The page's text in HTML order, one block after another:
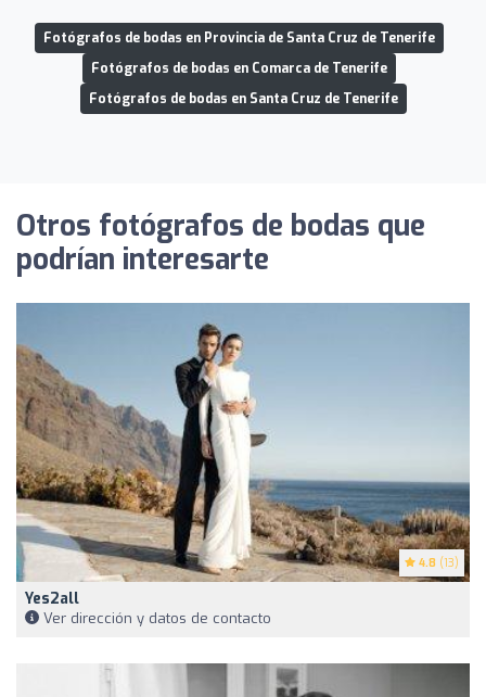
Fotógrafos de bodas en Provincia de Santa Cruz de Tenerife
Fotógrafos de bodas en Comarca de Tenerife
Fotógrafos de bodas en Santa Cruz de Tenerife
Otros fotógrafos de bodas que
podrían interesarte
4.8 (13)
Yes2all
Ver dirección y datos de contacto